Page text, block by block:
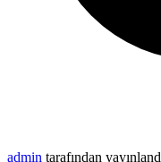
admin tarafından